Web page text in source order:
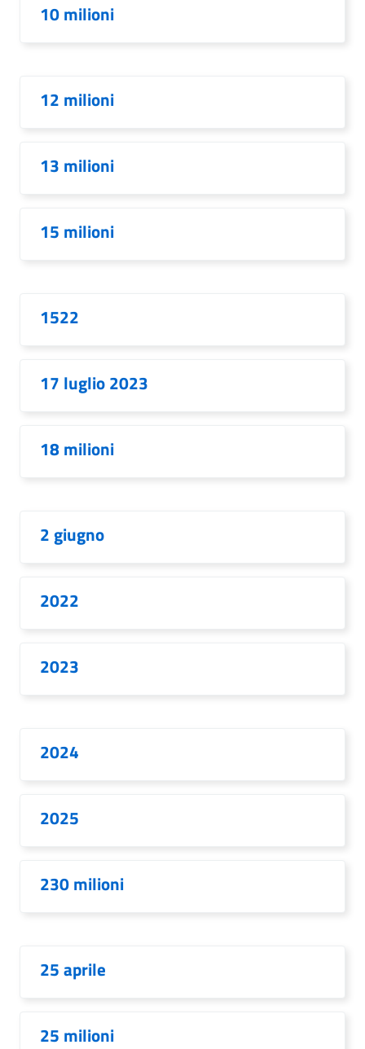
10 milioni
12 milioni
13 milioni
15 milioni
1522
17 luglio 2023
18 milioni
2 giugno
2022
2023
2024
2025
230 milioni
25 aprile
25 milioni